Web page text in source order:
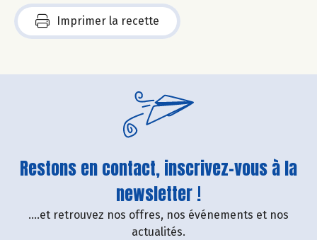
Imprimer la recette
Restons en contact, inscrivez-vous à la
newsletter !
....et retrouvez nos offres, nos événements et nos
actualités.